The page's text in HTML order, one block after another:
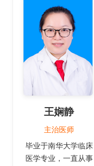
王娴静
主治医师
毕业于南华大学临床
医学专业，一直从事